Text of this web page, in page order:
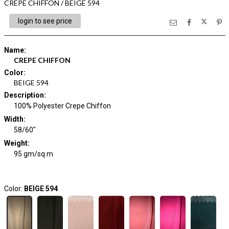
CREPE CHIFFON / BEIGE 594
login to see price
Name:
CREPE CHIFFON
Color:
BEIGE 594
Description:
100% Polyester Crepe Chiffon
Width:
58/60"
Weight:
95 gm/sq m
Color: BEIGE 594